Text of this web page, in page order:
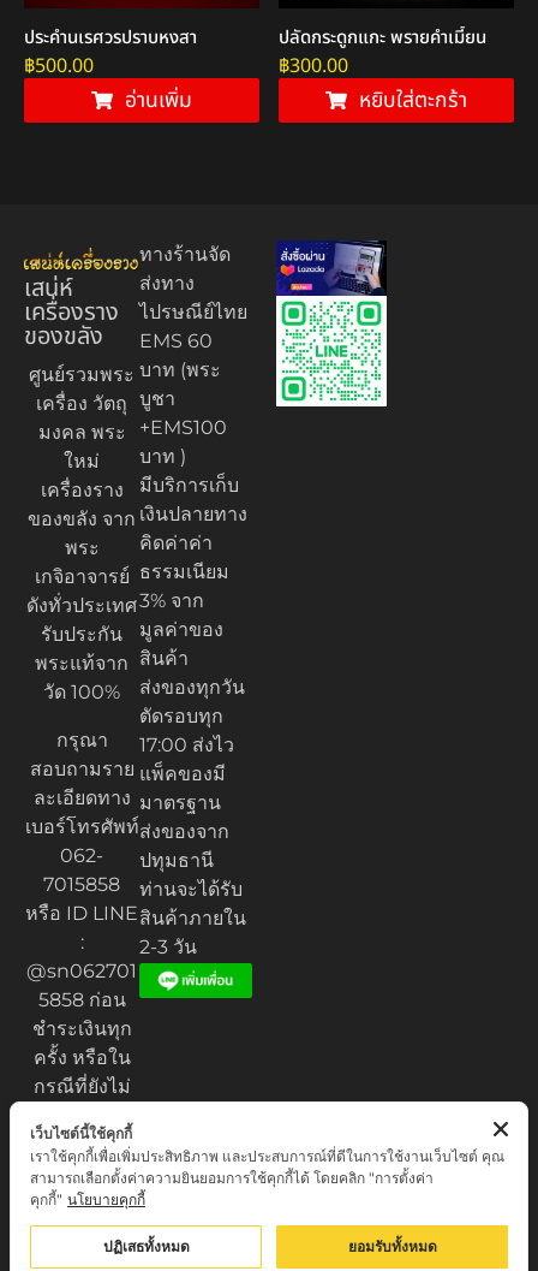
ประคำนเรศวรปราบหงสา
฿500.00
อ่านเพิ่ม
ปลัดกระดูกแกะ พรายคำเมี้ยน
฿300.00
หยิบใส่ตะกร้า
เสน่ห์
เครื่องราง
ของขลัง
ศูนย์รวมพระ
เครื่อง วัตถุ
มงคล พระ
ใหม่
เครื่องราง
ของขลัง จาก
พระ
เกจิอาจารย์
ดังทั่วประเทศ
รับประกัน
พระแท้จาก
วัด 100%
กรุณา
สอบถามราย
ละเอียดทาง
เบอร์โทรศัพท์
062-
7015858
หรือ ID LINE
:
@sn062701
5858 ก่อน
ชำระเงินทุก
ครั้ง หรือใน
กรณีที่ยังไม่
ทางร้านจัด
ส่งทาง
ไปรษณีย์ไทย
EMS 60
บาท (พระ
บูชา
+EMS100
บาท )
มีบริการเก็บ
เงินปลายทาง
คิดค่าค่า
ธรรมเนียม
3% จาก
มูลค่าของ
สินค้า
ส่งของทุกวัน
ตัดรอบทุก
17:00 ส่งไว
แพ็คของมี
มาตรฐาน
ส่งของจาก
ปทุมธานี
ท่านจะได้รับ
สินค้าภายใน
2-3 วัน
© เสน่ห์เครื่องราง.com. All rights reserved.
เว็บไซต์นี้ใช้คุกกี้
เราใช้คุกกี้เพื่อเพิ่มประสิทธิภาพ และประสบการณ์ที่ดีในการใช้งานเว็บไซต์ คุณ
สามารถเลือกตั้งค่าความยินยอมการใช้คุกกี้ได้ โดยคลิก "การตั้งค่า
คุกกี้" นโยบายคุกกี้
ปฏิเสธทั้งหมด ยอมรับทั้งหมด